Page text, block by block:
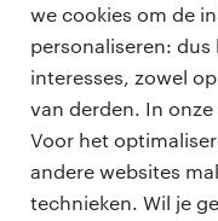
we cookies om de
personaliseren:
interesses, zowel
van derden. In
Voor het
andere websites
technieken. Wil je
careers for expats
algemene
bmc
onze kantoren